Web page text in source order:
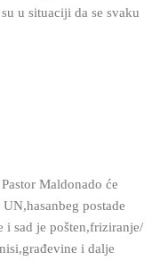
u situaciji da se svaku
Maldonado će
postade
i sad je pošten,friziranje/
i dalje